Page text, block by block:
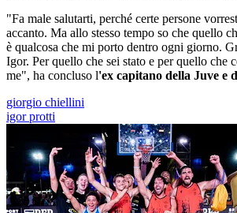
"Fa male salutarti, perché certe persone
accanto. Ma allo stesso tempo so che quello
è qualcosa che mi porto dentro ogni giorno.
Igor. Per quello che sei stato e per quello che
me", ha concluso l'ex capitano della Juve e
giorgio chiellini
igor protti